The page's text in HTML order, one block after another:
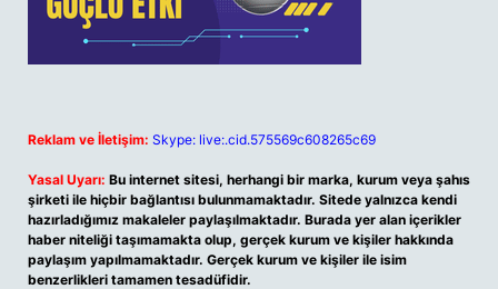
Reklam ve İletişim: Skype: live:.cid.575569c608265c69
Yasal Uyarı: Bu internet sitesi, herhangi bir marka, kurum veya şahıs
şirketi ile hiçbir bağlantısı bulunmamaktadır. Sitede yalnızca kendi
hazırladığımız makaleler paylaşılmaktadır. Burada yer alan içerikler
haber niteliği taşımamakta olup, gerçek kurum ve kişiler hakkında
paylaşım yapılmamaktadır. Gerçek kurum ve kişiler ile isim
benzerlikleri tamamen tesadüfidir.